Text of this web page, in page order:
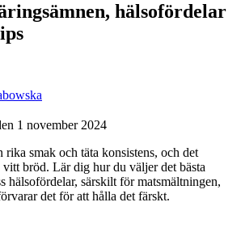
hälsofördelar
1 november 2024
smak och täta konsistens, och det
bröd. Lär dig hur du väljer det bästa
hälsofördelar, särskilt för matsmältningen,
det för att hålla det färskt.